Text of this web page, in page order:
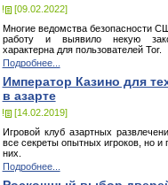
[09.02.2022]
Многие ведомства безопасности
работу и выявило некую
характерна для пользователей Tor.
Подробнее...
Император Казино для
в азарте
[14.02.2019]
Игровой клуб азартных
все секреты опытных игроков, но и
них.
Подробнее...